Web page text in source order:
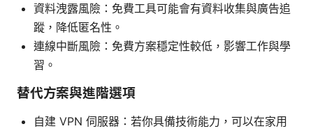
資料洩露風險：免費工具可能會有資料收集與廣告追
蹤，降低匿名性。
連線中斷風險：免費方案穩定性較低，影響工作與學
習。
替代方案與進階選項
自建 VPN 伺服器：若你具備技術能力，可以在家用